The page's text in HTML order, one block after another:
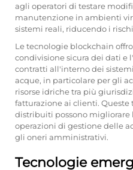
agli operatori di testare
manutenzione in ambienti
sistemi reali, riducendo i
Le tecnologie blockchain
condivisione sicura dei dati e
contratti all'interno dei
acque, in particolare per gli
risorse idriche tra più
fatturazione ai clienti. Queste
distribuiti possono migliorare
operazioni di gestione delle
gli oneri amministrativi.
Tecnologie